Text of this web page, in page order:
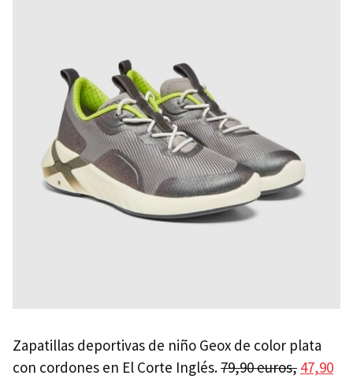
Zapatillas deportivas de niño Geox de color plata
con cordones en El Corte Inglés.79,90 euros, 47,90